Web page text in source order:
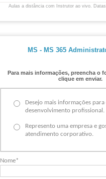
Aulas a distância com Instrutor ao vivo.
MS - MS 365
Para mais informações, preencha o
clique em enviar.
Desejo mais informações para
desenvolvimento profissional.
Represento uma empresa e
atendimento corporativo.
Nome*